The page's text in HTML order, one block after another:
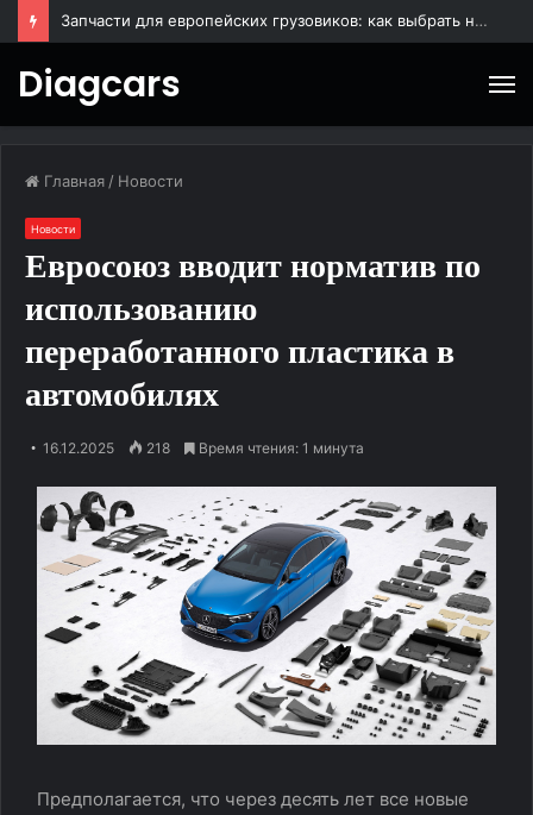
Запчасти для европейских грузовиков: как выбрать надежные комплектующие для долгой работы техники
Diagcars
Главная / Новости
Новости
Евросоюз вводит норматив по
использованию
переработанного пластика в
автомобилях
16.12.2025 218 Время чтения: 1 минута
Предполагается, что через десять лет все новые